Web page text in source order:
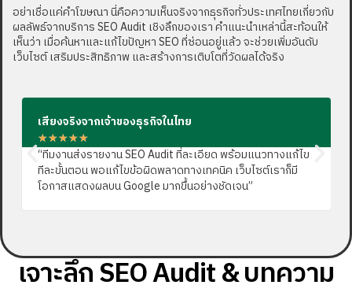
อย่าเชื่อแค่คำโฆษณา นี่คือความเห็นจริงจากธุรกิจทั่วประเทศไทยเกี่ยวกับ
ผลลัพธ์จากบริการ SEO Audit เชิงลึกของเรา คำแนะนำเหล่านี้สะท้อนให้
เห็นว่า เมื่อค้นหาและแก้ไขปัญหา SEO ที่ซ่อนอยู่แล้ว จะช่วยเพิ่มอันดับ
เว็บไซต์ เสริมประสิทธิภาพ และสร้างการเติบโตที่วัดผลได้จริง
เสียงจริงจากเจ้าของธุรกิจในไทย
★★★★★
“ทีมงานส่งรายงาน SEO Audit ที่ละเอียด พร้อมแนวทางแก้ไข
ทีละขั้นตอน พอแก้ไขข้อผิดพลาดทางเทคนิค เว็บไซต์เราก็มี
โอกาสแสดงผลบน Google มากขึ้นอย่างชัดเจน”
เจาะลึก SEO Audit & บทความ